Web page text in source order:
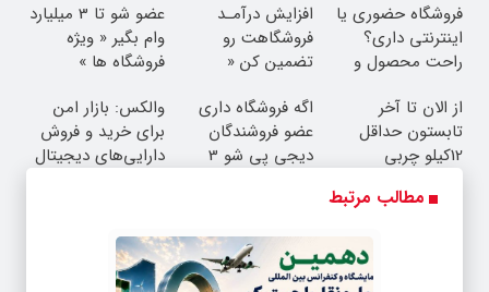
کن
فروشگاه حضوری یا
اینترنتی داری؟
راحت محصول و
افزایش درآمـد
فروشگاهت رو
تضمین کن «
کن »
عضو شو تا 3 میلیارد
وام بگیر « ویژه
فروشگاه ها »
از الان تا آخر
تابستون حداقل
12کیلو چربی
اگه فروشگاه داری
عضو فروشندگان
دیجی پی شو 3
والکس: بازار امن
برای خرید و فروش
دارایی‌های دیجیتال
مطالب مرتبط